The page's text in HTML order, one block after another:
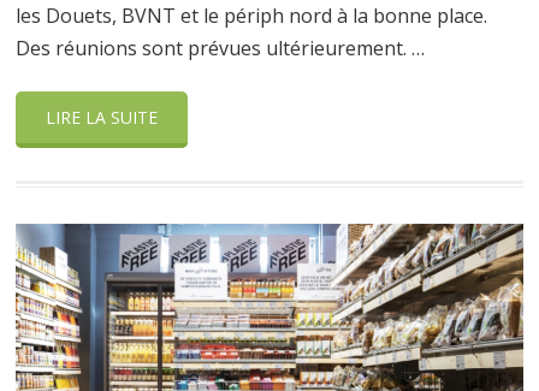
les Douets, BVNT et le périph nord à la bonne place.
Des réunions sont prévues ultérieurement. …
LIRE LA SUITE